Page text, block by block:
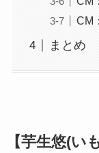
CM
まとめ
【芋生悠(い